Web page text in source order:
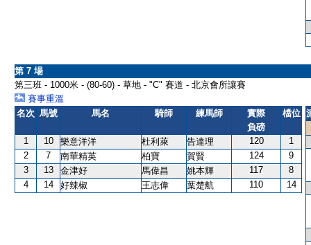
第 7 場
第三班 - 1000米 - (80-60) - 草地 - "C" 賽道 - 北京會所讓賽
賽事重溫
名次 馬號 馬名 騎師 練馬師
實際
負磅
檔位
1 10 樂意洋洋 杜利萊 告達理 120
1
2
7 南華精英 柏寶 賀賢 124
9
3
13 金津好 馬偉昌 姚本輝 117
8
4
14 好辣椒 王志偉 葉楚航 110 14